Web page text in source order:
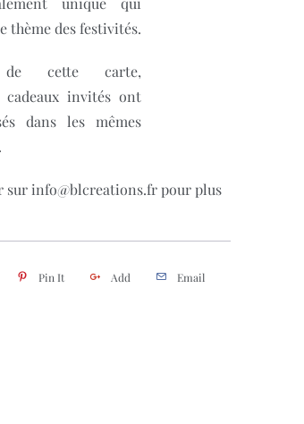
thème des festivités.
de cette carte,
cadeaux invités ont
dans les mêmes
sur info@blcreations.fr pour plus
Pin It Add Email